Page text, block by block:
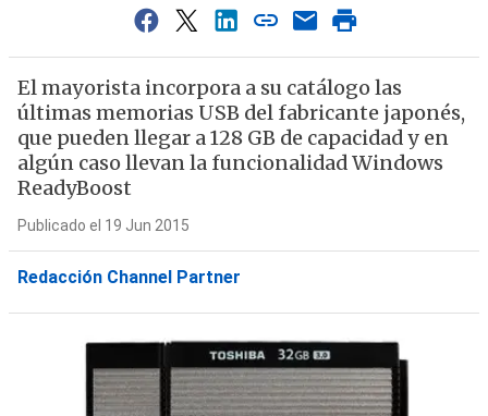
El mayorista incorpora a su catálogo las
últimas memorias USB del fabricante japonés,
que pueden llegar a 128 GB de capacidad y en
algún caso llevan la funcionalidad Windows
ReadyBoost
Publicado el 19 Jun 2015
Redacción Channel Partner